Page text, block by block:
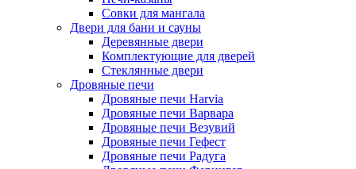
Совки для мангала
Двери для бани и сауны
Деревянные двери
Комплектующие для дверей
Стеклянные двери
Дровяные печи
Дровяные печи Harvia
Дровяные печи Варвара
Дровяные печи Везувий
Дровяные печи Гефест
Дровяные печи Радуга